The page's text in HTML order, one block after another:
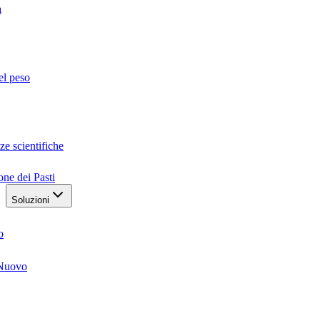
peso
scientifiche
dei Pasti
Soluzioni